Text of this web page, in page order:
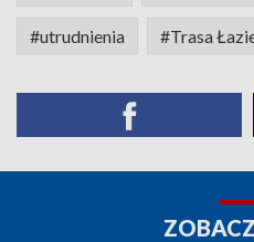
#utrudnienia #Trasa